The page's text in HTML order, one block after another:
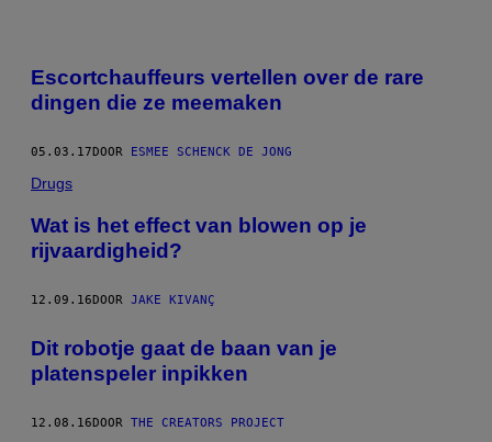
Escortchauffeurs vertellen over de rare
dingen die ze meemaken
05.03.17DOOR ESMEE SCHENCK DE JONG
Drugs
Wat is het effect van blowen op je
rijvaardigheid?
12.09.16DOOR JAKE KIVANÇ
Dit robotje gaat de baan van je
platenspeler inpikken
12.08.16 DOOR THE CREATORS PROJECT